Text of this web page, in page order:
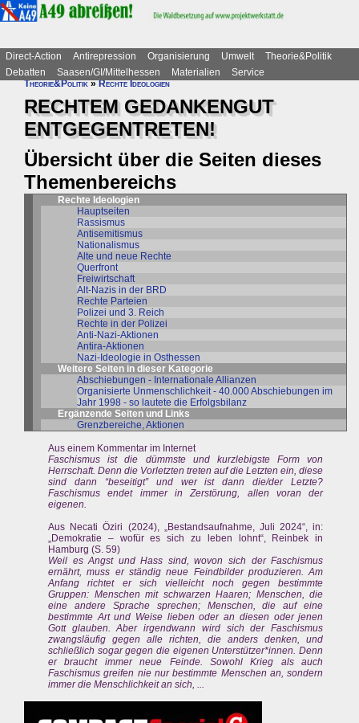
Direct-Action Antirepression Organisierung Umwelt
Theorie&Politik
Debatten
Saasen/GI/Mittelhessen Materialien
Service
Theorie&Politik»Rechte Ideologien
RECHTEM GEDANKENGUT
ENTGEGENTRETEN!
Übersicht über die Seiten dieses
Themenbereichs
Rechte Ideologien
Hauptseiten
Rassismus
Antisemitismus
Nationalismus
Alte und neue Rechte
Querfront
Freiwirtschaft
Alt-Nazis in der BRD
Rechte Parteien
Polizei und 3. Reich
Rechte in der Polizei
Anti-Nazi-Aktionen
Antira-Aktionen
Nazi-Ideologie in Osthessen
Weitere Seiten in dieser Kategorie
Abschiebungen - Internationale Allianzen
Organisierte Unmenschlichkeit - 40.000 Abschiebungen im
Jahr 1998 - so lautete die Erfolgsbilanz
Ergänzende Seiten und Links
Grenzbereiche, Aktionen
Aus einem Kommentar im Internet
Faschismus ist die dümmste und kurzlebigste Form von
Herrschaft. Denn die Vorletzten treten auf die Letzten ein, diese
sind dann “beseitigt” und wer ist dann die/der Letzte?
Faschismus endet immer in Zerstörung, allen voran der
eigenen.
Aus Necati Öziri (2024), „Bestandsaufnahme, Juli 2024“, in:
„Demokratie – wofür es sich zu leben lohnt“, Reinbek in
Hamburg (S. 59)
Weil es Angst und Hass sind, wovon sich der Faschismus
ernährt, muss er ständig neue Feindbilder produzieren. Am
Anfang richtet er sich vielleicht noch gegen bestimmte
Gruppen: Menschen mit schwarzen Haaren; Menschen, die
eine andere Sprache sprechen; Menschen, die auf eine
bestimmte Art und Weise lieben oder an diesen oder jenen
Gott glauben. Aber irgendwann wird sich der Faschismus
zwangsläufig gegen alle richten, die anders denken, und
schließlich sogar gegen die eigenen Unterstützer*innen. Denn
er braucht immer neue Feinde. Sowohl Krieg als auch
Faschismus greifen nie nur bestimmte Menschen an, sondern
immer die Menschlichkeit an sich, ...